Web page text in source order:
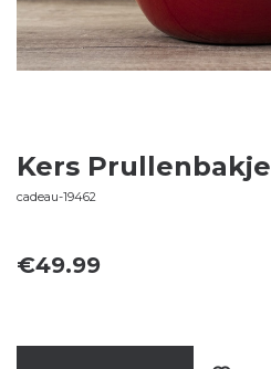
Kers Prullenbakje
cadeau-19462
€49.99